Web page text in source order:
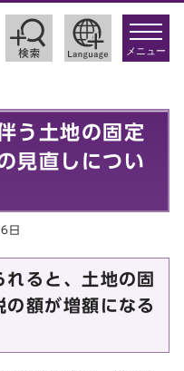
toggle
メニュー
う土地の固定
見直しについ
日
ると、土地の固
額が増額になる